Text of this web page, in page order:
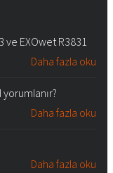
ve EXOwet R3831
Daha fazla oku
Daha fazla oku
Daha fazla oku